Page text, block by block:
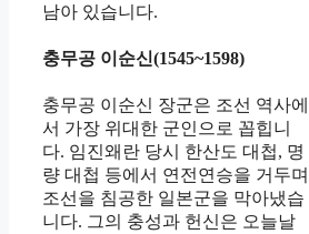
남아 있습니다.
충무공 이순신(1545~1598)
충무공 이순신 장군은 조선 역사에
서 가장 위대한 군인으로 꼽힙니
다. 임진왜란 당시 한산도 대첩, 명
량 대첩 등에서 연전연승을 거두며
조선을 침공한 일본군을 막아냈습
니다. 그의 충성과 헌신은 오늘날